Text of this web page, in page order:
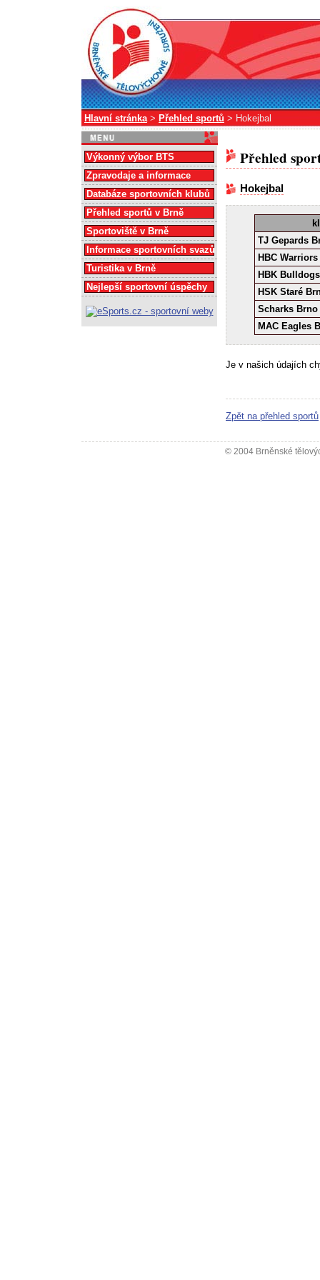
Hlavní stránka> Přehled sportů > Hokejbal
Přehled
Hokejbal
TJ Gepards
HBC
HBK
HSK Staré
Scharks Brno
MAC Eagles
Je v našich údajích
Zpět na přehled sportů
Výkonný výbor BTS
Zpravodaje a informace
Databáze sportovních klubů
Přehled sportů v Brně
Sportoviště v Brně
Informace sportovních svazů
Turistika v Brně
Nejlepší sportovní úspěchy
© 2004 Brněnské